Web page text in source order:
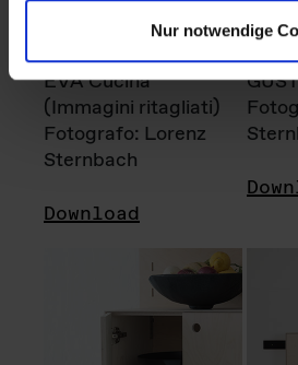
Nur notwendige
EVA Cucina
(Immagini ritagliati)
Fotografo: Lorenz
Sternbach
Download